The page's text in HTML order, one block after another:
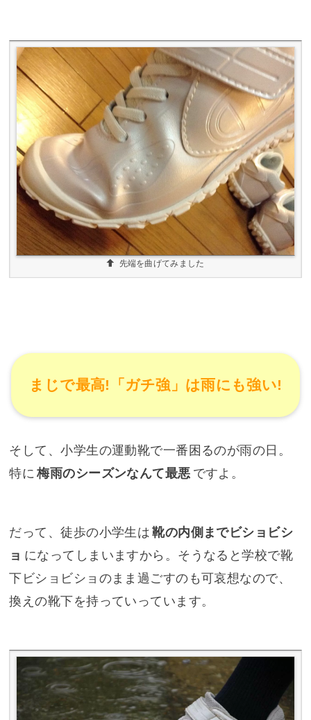
先端を曲げてみました
まじで最高!「ガチ強」は雨にも強い!
そして、小学生の運動靴で一番困るのが雨の日。
特に 梅雨のシーズンなんて最悪 ですよ。
だって、徒歩の小学生は 靴の内側までビショビシ
ョ になってしまいますから。そうなると学校で靴
下ビショビショのまま過ごすのも可哀想なので、
換えの靴下を持っていっています。